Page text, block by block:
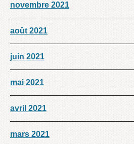
novembre 2021
août 2021
juin 2021
mai 2021
avril 2021
mars 2021